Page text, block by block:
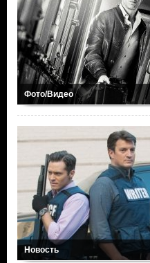
Фото/Видео
Новость